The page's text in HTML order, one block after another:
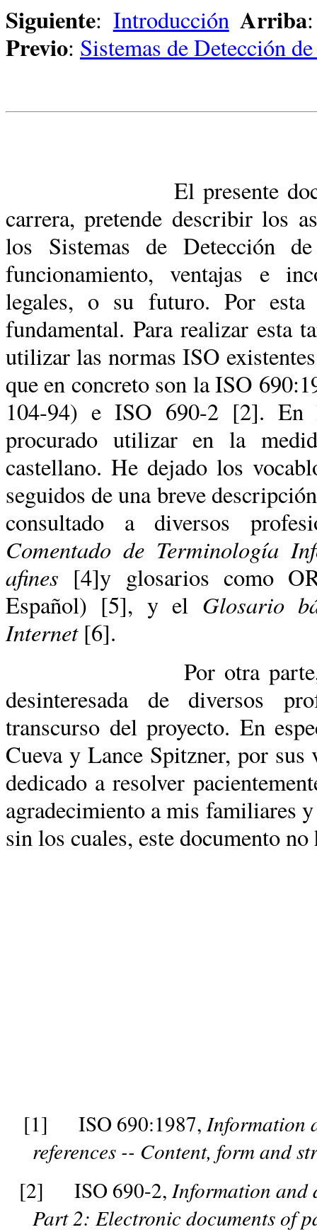
Siguiente: Introducción Arriba
Previo: Sistemas de Detección
El presente
carrera, pretende describir los
los Sistemas de Detección
funcionamiento, ventajas e
legales, o su futuro. Por esta
fundamental. Para realizar esta
utilizar las normas ISO
que en concreto son la ISO
104-94) e ISO 690-2 [2]. En
procurado utilizar en la
castellano. He dejado los
seguidos de una breve
consultado a diversos
Comentado de Terminología
afines [4]y glosarios como
Español) [5], y el Glosario
Internet[6].
Por otra parte, me
desinteresada de diversos
transcurso del proyecto. En
Cueva y Lance Spitzner, por
dedicado a resolver
agradecimiento a mis familiares
sin los cuales, este documento
[1] ISO 690:1987,Information
references -- Content, form and
[2]
ISO 690-2,Information and
Part 2: Electronic documents of